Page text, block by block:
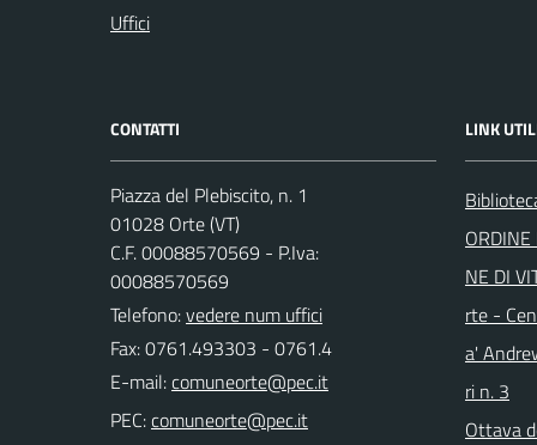
Uffici
CONTATTI
Piazza del Plebiscito, n. 1
01028 Orte (VT)
C.F. 00088570569 - P.Iva:
00088570569
Telefono:vedere num uffici
Fax: 0761.493303 - 0761.4
E-mail:
PEC:
LINK
NE DI
rte -
a'
ri n. 3
Ottava